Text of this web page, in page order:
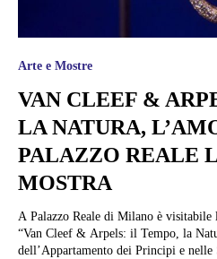
Arte e Mostre
VAN CLEEF &
LA NATURA,
PALAZZO REALE
MOSTRA
A Palazzo Reale di Milano è visitabile
“Van Cleef & Arpels: il Tempo, la
dell’Appartamento dei Principi e nelle Sale